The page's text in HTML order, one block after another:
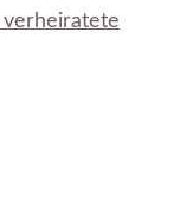
verheiratete